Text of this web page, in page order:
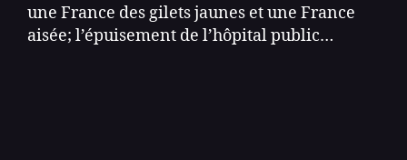
une France des gilets jaunes et une France
aisée; l’épuisement de l’hôpital public…